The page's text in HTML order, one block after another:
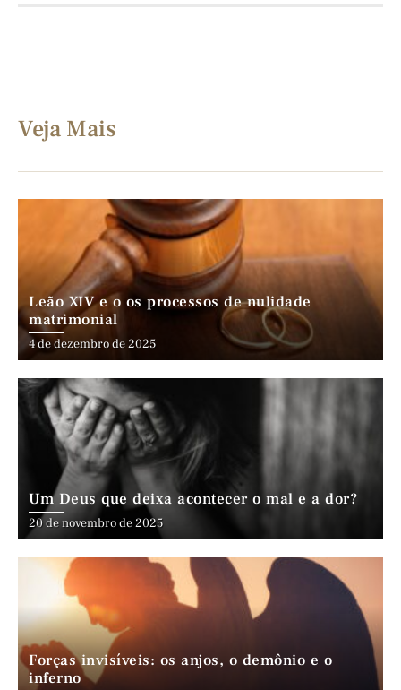
Veja Mais
Leão XIV e o os processos de nulidade
matrimonial
4 de dezembro de 2025
Um Deus que deixa acontecer o mal e a dor?
20 de novembro de 2025
Forças invisíveis: os anjos, o demônio e o
inferno